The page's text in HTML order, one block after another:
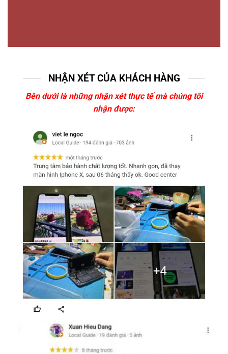
NHẬN XÉT CỦA KHÁCH HÀNG
Bên dưới là những nhận xét thực tế mà chúng tôi
nhận được: